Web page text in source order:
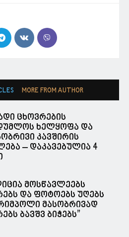
MORE FROM AUTHOR
ცხოვრების
ხელყოფა და
კავშირის
– დაკავებულია 4
მოსწავლეებს
და ფოტოებს უღებს
მასობრივად
ბავშვ ბიჭებს”